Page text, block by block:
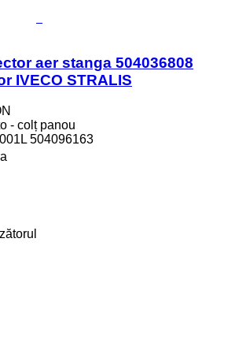
aer stanga 504036808
IVECO STRALIS
- colț panou
504096163